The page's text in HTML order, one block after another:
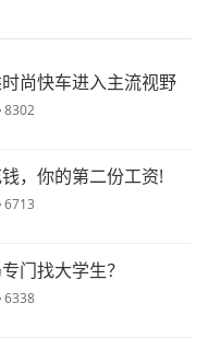
尚快车进入主流视野
8302
，你的第二份工资!
6713
门找大学生？
6338